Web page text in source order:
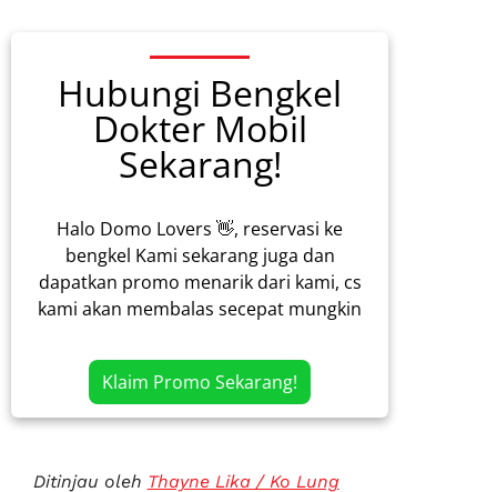
Hubungi Bengkel
Dokter Mobil
Sekarang!
Halo Domo Lovers 👋, reservasi ke
bengkel Kami sekarang juga dan
dapatkan promo menarik dari kami, cs
kami akan membalas secepat mungkin
Klaim Promo Sekarang!
Ditinjau oleh Thayne Lika / Ko Lung